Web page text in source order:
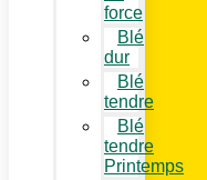
force
Blé
dur
Blé
tendre
Blé
tendre
Printemps